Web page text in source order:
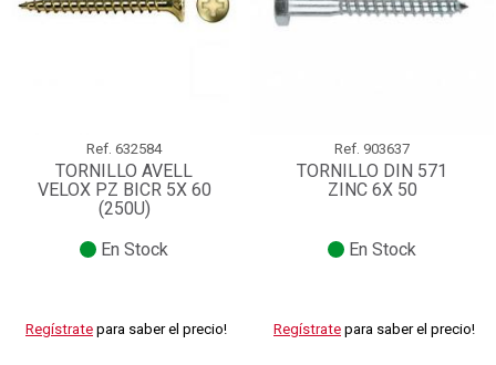
Ref. 632584
TORNILLO AVELL
VELOX PZ BICR 5X 60
(250U)
En Stock
Regístrate para saber el precio!
Ref. 903637
TORNILLO DIN 571
ZINC 6X 50
En Stock
Regístrate para saber el precio!